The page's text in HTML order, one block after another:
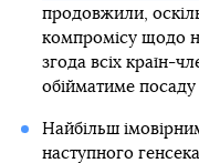
продовжили,
компромісу щодо
згода всіх країн-
обійматиме
Найбільш
наступного